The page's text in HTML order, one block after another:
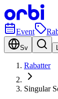
Event
Sv
Rabatter
Singular